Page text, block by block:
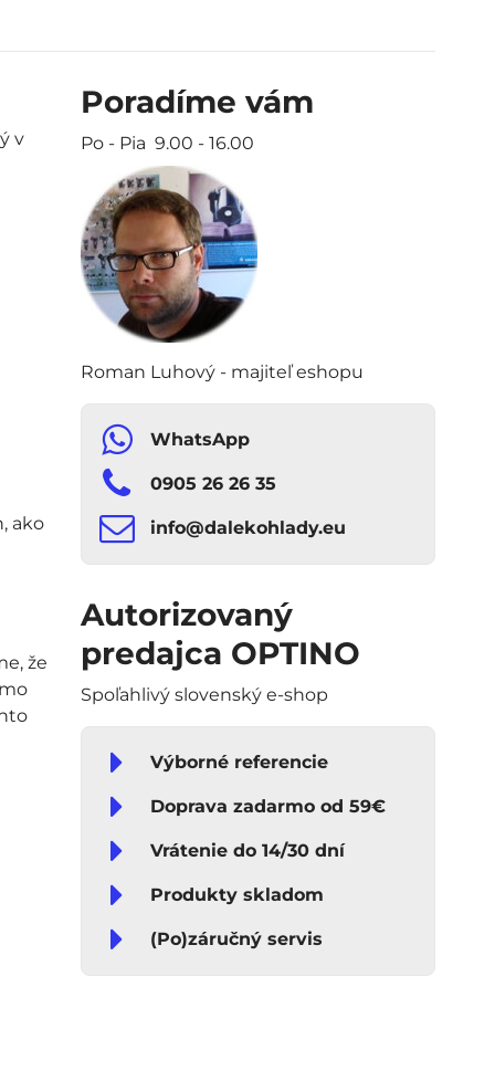
v
ako
že
Poradíme vám
Po - Pia 9.00 - 16.00
Roman Luhový - majiteľ eshopu
WhatsApp
0905 26 26 35
info​​@dalekohlady​​.eu
Autorizovaný
predajca OPTINO
Spoľahlivý slovenský e-shop
Výborné referencie
Doprava zadarmo od 59€
Vrátenie do 14/30 dní
Produkty skladom
(Po)záručný servis